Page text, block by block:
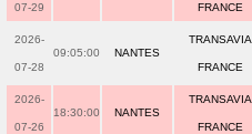
07-29 FRANCE
2026-
07-28
09:05:00 NANTES
TRANSAVIA
FRANCE
2026-
07-26
18:30:00 NANTES
TRANSAVIA
FRANCE